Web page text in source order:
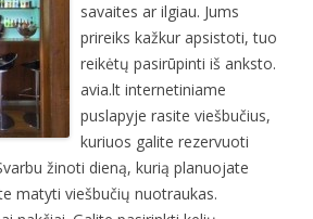
savaites ar ilgiau. Jums
prireiks kažkur apsistoti, tuo
reikėtų pasirūpinti iš anksto.
avia.lt internetiniame
puslapyje rasite viešbučius,
kuriuos galite rezervuoti
žinoti dieną, kurią planuojate
matyti viešbučių nuotraukas.